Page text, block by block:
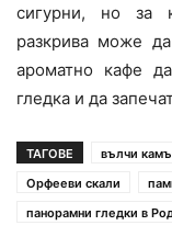
сигурни, но за
разкрива може
ароматно кафе
гледка и да
ТАГОВЕ вълчи
Орфееви скали
панорамни гледки в